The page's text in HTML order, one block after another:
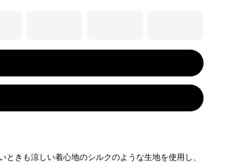
ときも涼しい着心地のシルクのような生地を使用し、